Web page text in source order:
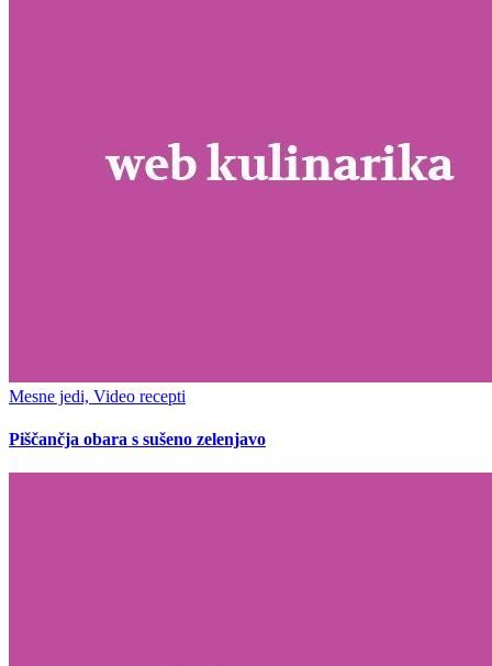
Mesne jedi, Video recepti
Piščančja obara s sušeno zelenjavo